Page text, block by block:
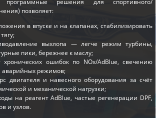
решения для спортивного/
позволяет:
в впуске и на клапанах, стабилизировать
выхлопа — легче режим турбины,
пики, бережнее к маслу;
хронических ошибок по NOx/AdBlue, свечению
аварийных режимов;
двигателя и навесного оборудования за счёт
и механической нагрузки;
на реагент AdBlue, частые регенерации DPF,
и узлов.